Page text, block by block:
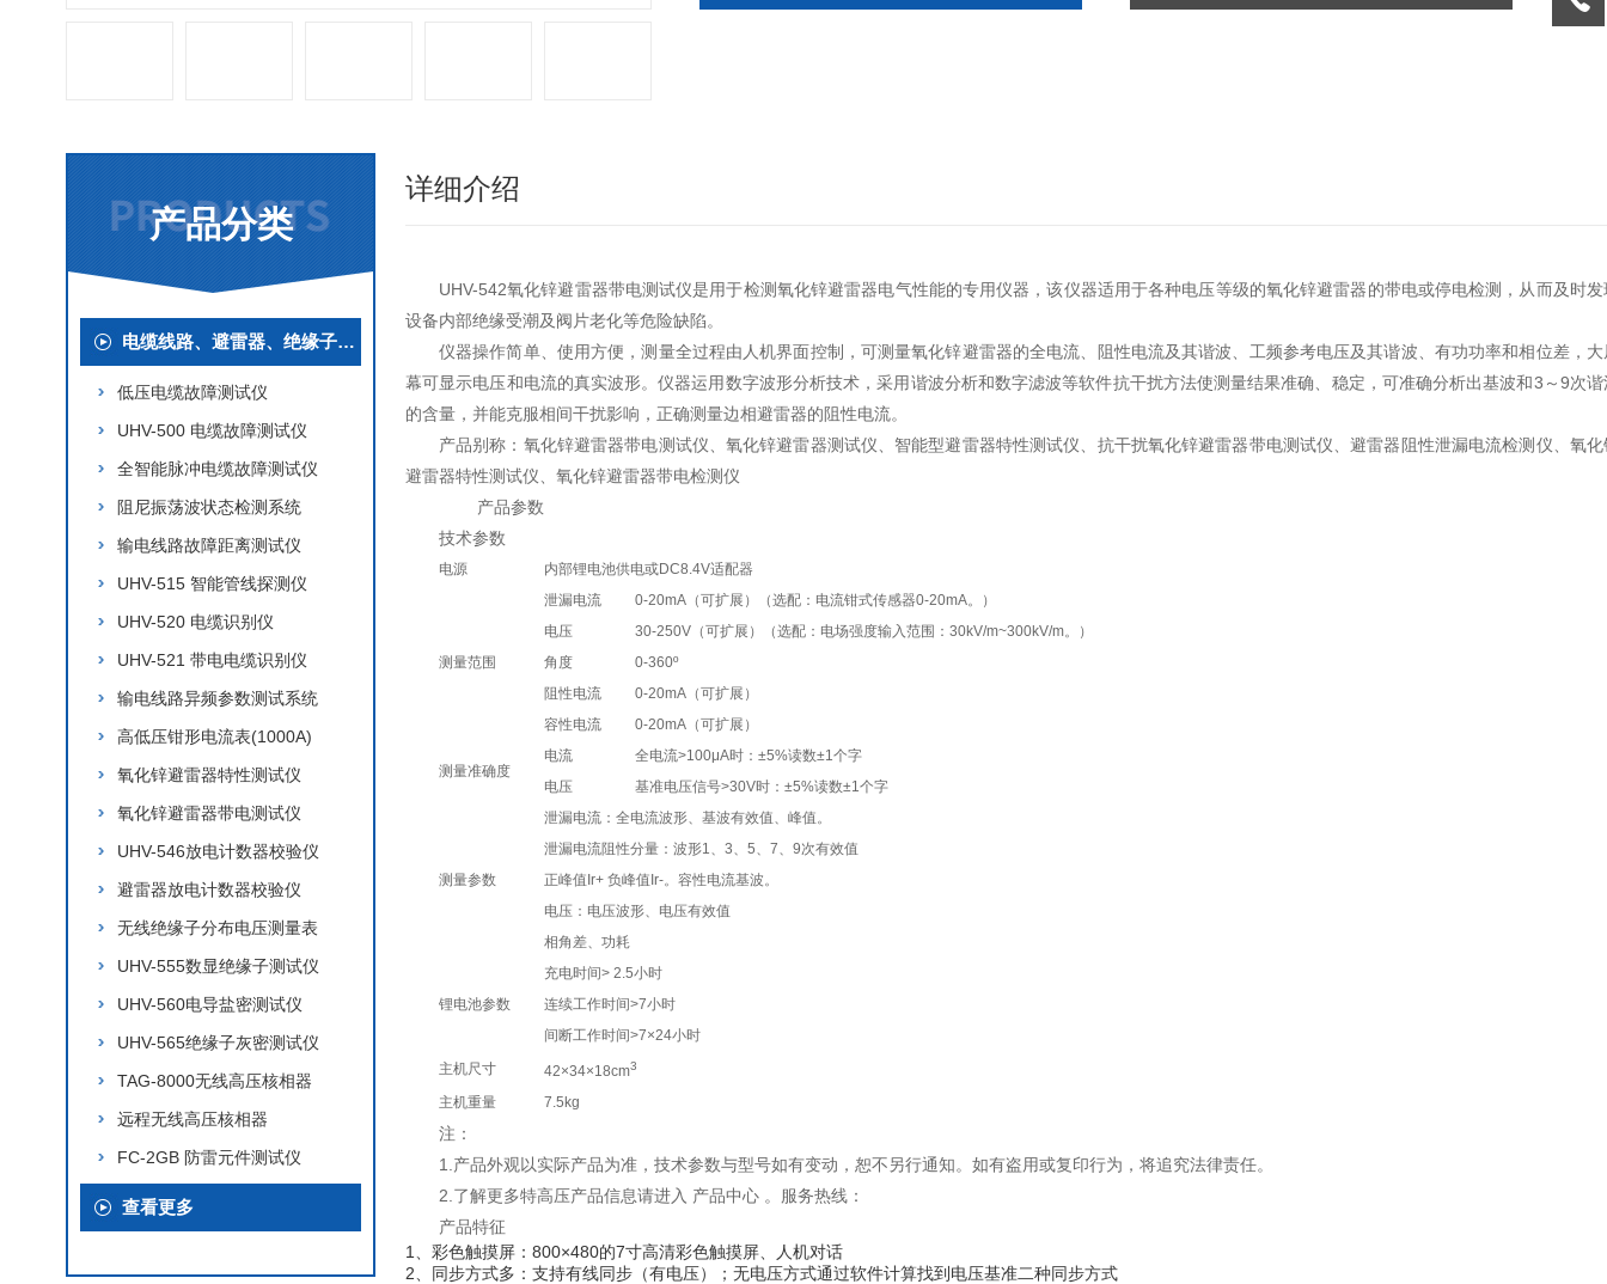
产品分类
电缆线路、避雷器、绝缘子测试仪器
低压电缆故障测试仪
UHV-500 电缆故障测试仪
全智能脉冲电缆故障测试仪
阻尼振荡波状态检测系统
输电线路故障距离测试仪
UHV-515 智能管线探测仪
UHV-520 电缆识别仪
UHV-521 带电电缆识别仪
输电线路异频参数测试系统
高低压钳形电流表(1000A)
氧化锌避雷器特性测试仪
氧化锌避雷器带电测试仪
UHV-546放电计数器校验仪
避雷器放电计数器校验仪
无线绝缘子分布电压测量表
UHV-555数显绝缘子测试仪
UHV-560电导盐密测试仪
UHV-565绝缘子灰密测试仪
TAG-8000无线高压核相器
远程无线高压核相器
FC-2GB 防雷元件测试仪
查看更多
详细介绍
UHV-542氧化锌避雷器带电测试仪是用于检测氧化锌避雷器电气性能的专用仪器，该仪器适用于各种电压等级的氧化锌避雷器的带电或停电检测，从而及时发
设备内部绝缘受潮及阀片老化等危险缺陷。
仪器操作简单、使用方便，测量全过程由人机界面控制，可测量氧化锌避雷器的全电流、阻性电流及其谐波、工频参考电压及其谐波、有功功率和相位差，大
幕可显示电压和电流的真实波形。仪器运用数字波形分析技术，采用谐波分析和数字滤波等软件抗干扰方法使测量结果准确、稳定，可准确分析出基波和3～9次谐
的含量，并能克服相间干扰影响，正确测量边相避雷器的阻性电流。
产品别称：氧化锌避雷器带电测试仪、氧化锌避雷器测试仪、智能型避雷器特性测试仪、抗干扰氧化锌避雷器带电测试仪、避雷器阻性泄漏电流检测仪、氧化
避雷器特性测试仪、氧化锌避雷器带电检测仪
产品参数
技术参数
电源 内部锂电池供电或DC8.4V适配器
测量范围
泄漏电流
0-20mA（可扩展）（选配：电流钳式传感器0-20mA。）
电压
30-250V（可扩展）（选配：电场强度输入范围：30kV/m~300kV/m。）
角度
0-360º
阻性电流
0-20mA（可扩展）
容性电流
0-20mA（可扩展）
测量准确度
电流
全电流>100μA时：±5%读数±1个字
电压
基准电压信号>30V时：±5%读数±1个字
测量参数
泄漏电流：全电流波形、基波有效值、峰值。
泄漏电流阻性分量：波形1、3、5、7、9次有效值
正峰值Ir+ 负峰值Ir-。容性电流基波。
电压：电压波形、电压有效值
相角差、功耗
锂电池参数
充电时间> 2.5小时
连续工作时间>7小时
间断工作时间>7×24小时
主机尺寸
42×34×18cm3
主机重量 7.5kg
注：
1.产品外观以实际产品为准，技术参数与型号如有变动，恕不另行通知。如有盗用或复印行为，将追究法律责任。
2.了解更多特高压产品信息请进入 产品中心 。服务热线：
产品特征
1、彩色触摸屏：800×480的7寸高清彩色触摸屏、人机对话
2、同步方式多：支持有线同步（有电压）；无电压方式通过软件计算找到电压基准二种同步方式